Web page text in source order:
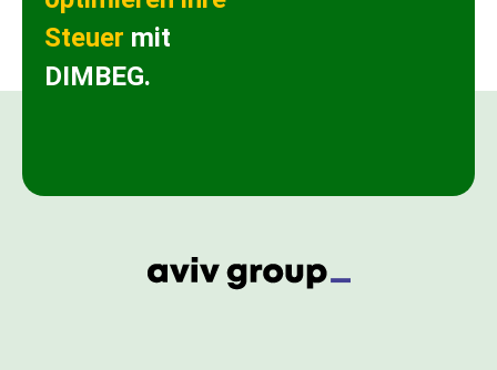
Steuer mit
DIMBEG.